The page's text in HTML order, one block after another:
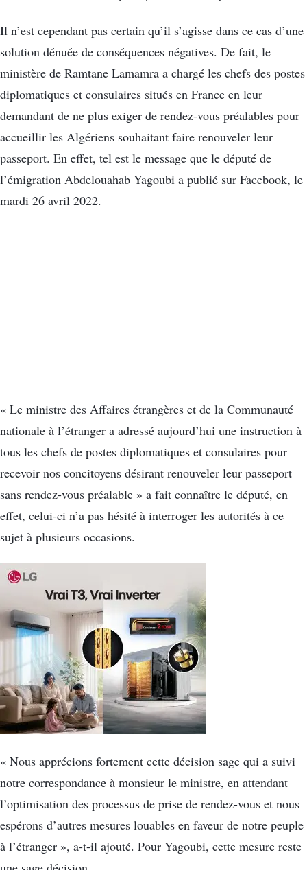
Il n’est cependant pas certain qu’il s’agisse dans ce cas d’une
solution dénuée de conséquences négatives. De fait, le
ministère de Ramtane Lamamra a chargé les chefs des postes
diplomatiques et consulaires situés en France en leur
demandant de ne plus exiger de rendez-vous préalables pour
accueillir les Algériens souhaitant faire renouveler leur
passeport. En effet, tel est le message que le député de
l’émigration Abdelouahab Yagoubi a publié sur Facebook, le
mardi 26 avril 2022.
« Le ministre des Affaires étrangères et de la Communauté
nationale à l’étranger a adressé aujourd’hui une instruction à
tous les chefs de postes diplomatiques et consulaires pour
recevoir nos concitoyens désirant renouveler leur passeport
sans rendez-vous préalable » a fait connaître le député, en
effet, celui-ci n’a pas hésité à interroger les autorités à ce
sujet à plusieurs occasions.
« Nous apprécions fortement cette décision sage qui a suivi
notre correspondance à monsieur le ministre, en attendant
l’optimisation des processus de prise de rendez-vous et nous
espérons d’autres mesures louables en faveur de notre peuple
à l’étranger », a-t-il ajouté. Pour Yagoubi, cette mesure reste